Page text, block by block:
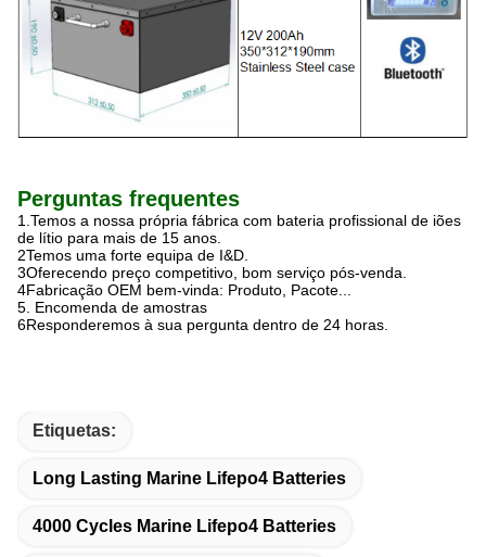
Perguntas frequentes
1.Temos a nossa própria fábrica com bateria profissional de iões
de lítio para mais de 15 anos.
2Temos uma forte equipa de I&D.
3Oferecendo preço competitivo, bom serviço pós-venda.
4Fabricação OEM bem-vinda: Produto, Pacote...
5. Encomenda de amostras
6Responderemos à sua pergunta dentro de 24 horas.
Etiquetas:
Long Lasting Marine Lifepo4 Batteries
4000 Cycles Marine Lifepo4 Batteries